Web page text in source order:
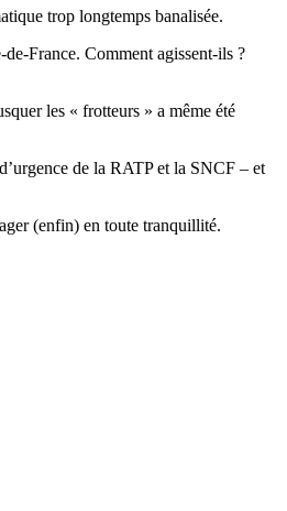
trop longtemps banalisée.
France. Comment agissent-ils ?
les « frotteurs » a même été
de la RATP et la SNCF – et
(enfin) en toute tranquillité.